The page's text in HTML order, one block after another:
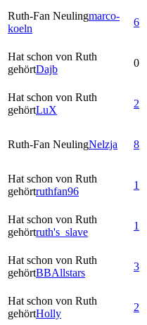
Ruth-Fan Neulingmarco-
koeln
6
Hat schon von Ruth
gehörtDajb
0
Hat schon von Ruth
gehörtLuX
2
Ruth-Fan NeulingNelzja 8
Hat schon von Ruth
gehörtruthfan96
1
Hat schon von Ruth
gehörtruth's_slave
1
Hat schon von Ruth
gehörtBBAllstars
3
Hat schon von Ruth
gehörtHolly
2